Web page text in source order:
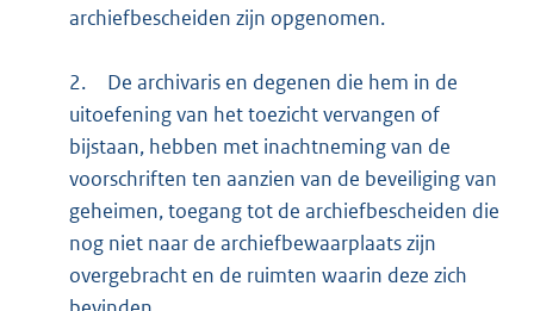
archiefbescheiden zijn opgenomen.
2.
De archivaris en degenen die hem in de
uitoefening van het toezicht vervangen of
bijstaan, hebben met inachtneming van de
voorschriften ten aanzien van de beveiliging van
geheimen, toegang tot de archiefbescheiden die
nog niet naar de archiefbewaarplaats zijn
overgebracht en de ruimten waarin deze zich